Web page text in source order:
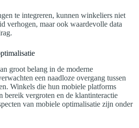
te integreren, kunnen winkeliers niet
verhogen, maar ook waardevolle data
groot belang in de moderne
een naadloze overgang tussen
Winkels die hun mobiele platforms
bereik vergroten en de klantinteractie
van mobiele optimalisatie zijn onder